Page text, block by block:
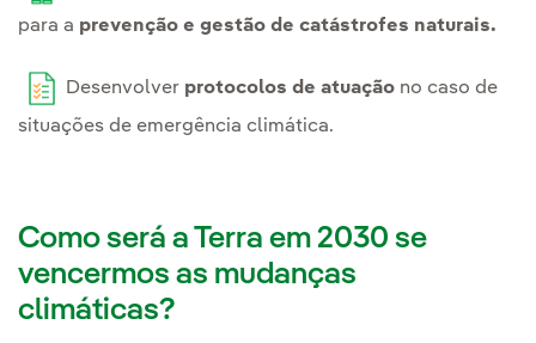
para a prevenção e gestão de catástrofes naturais.
Desenvolver protocolos de atuação no caso de
situações de emergência climática.
Como será a Terra em 2030 se
vencermos as mudanças
climáticas?